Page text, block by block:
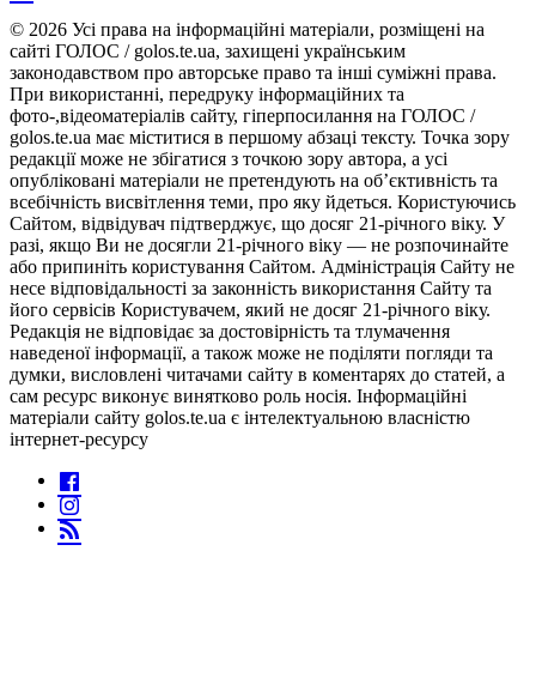
© 2026 Усі права на інформаційні матеріали, розміщені на
сайті ГОЛОС / golos.te.ua, захищені українським
законодавством про авторське право та інші суміжні права.
При використанні, передруку інформаційних та
фото-,відеоматеріалів сайту, гіперпосилання на ГОЛОС /
golos.te.ua має міститися в першому абзаці тексту. Точка зору
редакції може не збігатися з точкою зору автора, а усі
опубліковані матеріали не претендують на об’єктивність та
всебічність висвітлення теми, про яку йдеться. Користуючись
Сайтом, відвідувач підтверджує, що досяг 21-річного віку. У
разі, якщо Ви не досягли 21-річного віку — не розпочинайте
або припиніть користування Сайтом. Адміністрація Сайту не
несе відповідальності за законність використання Сайту та
його сервісів Користувачем, який не досяг 21-річного віку.
Редакція не відповідає за достовірність та тлумачення
наведеної інформації, а також може не поділяти погляди та
думки, висловлені читачами сайту в коментарях до статей, а
сам ресурс виконує винятково роль носія. Інформаційні
матеріали сайту golos.te.ua є інтелектуальною власністю
інтернет-ресурсу